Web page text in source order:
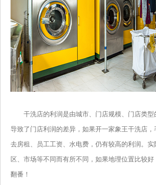
干洗店的利润是由城市、门店规模、门店类型
导致了门店利润的差异，如果开一家象王干洗店
去房租、员工工资、水电费，仍有较高的利润。
区、市场等不同而有所不同，如果地理位置比较
翻番！